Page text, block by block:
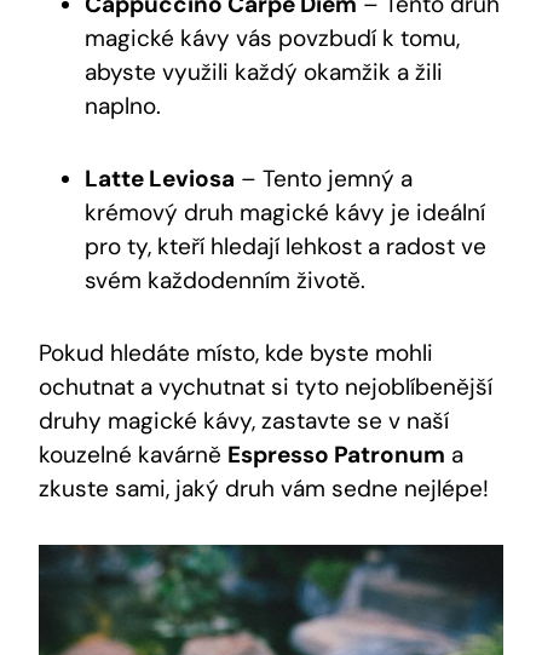
magické kávy vás povzbudí k tomu,
abyste využili každý okamžik a žili
naplno.
Latte Leviosa – Tento jemný a
krémový druh magické kávy je ideální
pro ty, kteří hledají lehkost a radost ve
svém každodenním životě.
Pokud hledáte místo, kde byste mohli
ochutnat a vychutnat si tyto nejoblíbenější
druhy magické kávy, zastavte se v naší
kouzelné kavárně Espresso Patronum a
zkuste sami, jaký druh vám sedne nejlépe!